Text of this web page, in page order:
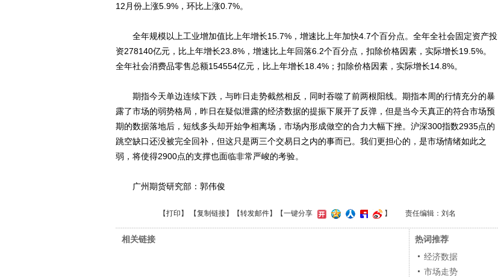
12月份上涨5.9%，环比上涨0.7%。
全年规模以上工业增加值比上年增长15.7%，增速比上年加快4.7个百分点。全年全社会固定资产投
资278140亿元，比上年增长23.8%，增速比上年回落6.2个百分点，扣除价格因素，实际增长19.5%。
全年社会消费品零售总额154554亿元，比上年增长18.4%；扣除价格因素，实际增长14.8%。
期指今天单边连续下跌，与昨日走势截然相反，同时吞噬了前两根阳线。期指本周的行情充分的暴
露了市场的弱势格局，昨日在疑似泄露的经济数据的提振下展开了反弹，但是当今天真正的符合市场预
期的数据落地后，短线多头却开始争相离场，市场内形成做空的合力大幅下挫。沪深300指数2935点的
跳空缺口还没被完全回补，但这只是两三个交易日之内的事而已。我们更担心的，是市场情绪如此之
弱，将使得2900点的支撑也面临非常严峻的考验。
广州期货研究部：郭伟俊
【打印 】 【复制链接】【转发邮件】 【一键分享 】 责任编辑：刘名
相关链接
热词推荐
经济数据
市场走势